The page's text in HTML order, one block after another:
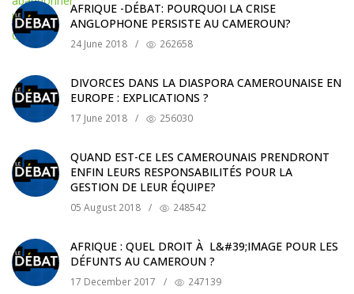
AFRIQUE -DÉBAT: POURQUOI LA CRISE
ANGLOPHONE PERSISTE AU CAMEROUN?
24 June 2018 / 262658
DIVORCES DANS LA DIASPORA CAMEROUNAISE EN
EUROPE : EXPLICATIONS ?
17 June 2018 / 256030
QUAND EST-CE LES CAMEROUNAIS PRENDRONT
ENFIN LEURS RESPONSABILITÉS POUR LA
GESTION DE LEUR ÉQUIPE?
05 August 2018 / 248542
AFRIQUE : QUEL DROIT À L&#39;IMAGE POUR LES
DÉFUNTS AU CAMEROUN ?
17 December 2017 / 247139